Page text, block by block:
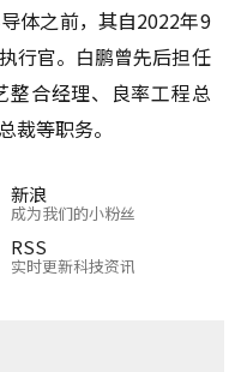
体之前，其自2022年9
行官。白鹏曾先后担任
整合经理、良率工程总
裁等职务。
新浪
成为我们的小粉丝
RSS
实时更新科技资讯